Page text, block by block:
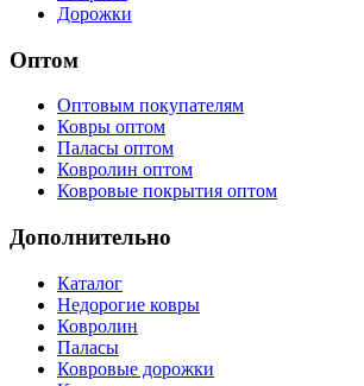
Дорожки
Оптом
Оптовым покупателям
Ковры оптом
Паласы оптом
Ковролин оптом
Ковровые покрытия оптом
Дополнительно
Каталог
Недорогие ковры
Ковролин
Паласы
Ковровые дорожки